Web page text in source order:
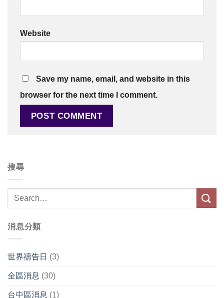
搜尋
消息分類
世界禱告日 (3)
全區消息 (30)
台中區消息 (1)
Website
Save my name, email, and website in this
browser for the next time I comment.